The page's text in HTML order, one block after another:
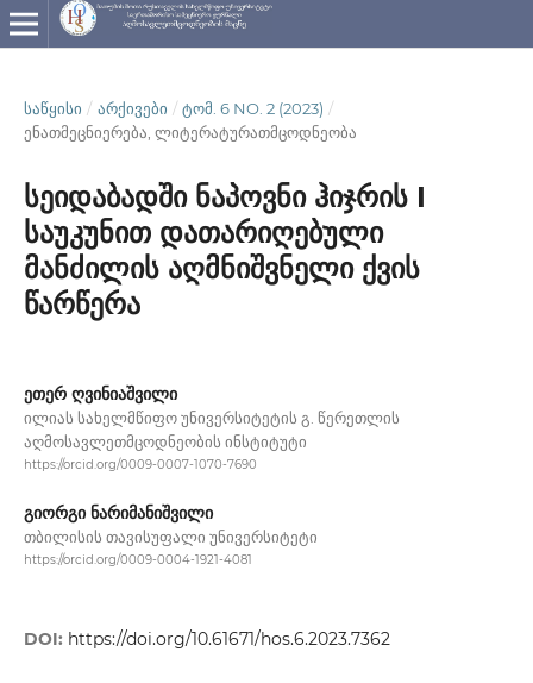
ᲡᲐᲬᲧᲘᲡᲘ / ᲐᲠᲥᲘᲕᲔᲑᲘ / ᲢᲝᲛ. 6 NO. 2 (2023) /
ენათმეცნიერება, ლიტერატურათმცოდნეობა
სეიდაბადში ნაპოვნი ჰიჯრის I
საუკუნით დათარიღებული
მანძილის აღმნიშვნელი ქვის
წარწერა
ეთერ ღვინიაშვილი
ილიას სახელმწიფო უნივერსიტეტის გ. წერეთლის
აღმოსავლეთმცოდნეობის ინსტიტუტი
https://orcid.org/0009-0007-1070-7690
გიორგი ნარიმანიშვილი
თბილისის თავისუფალი უნივერსიტეტი
https://orcid.org/0009-0004-1921-4081
DOI: https://doi.org/10.61671/hos.6.2023.7362